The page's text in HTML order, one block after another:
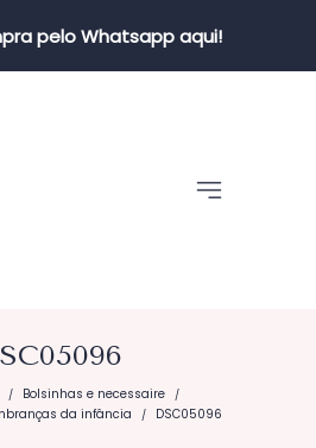
pelo Whatsapp aqui!
/ Bolsinhas e necessaire /
da infância / DSC05096